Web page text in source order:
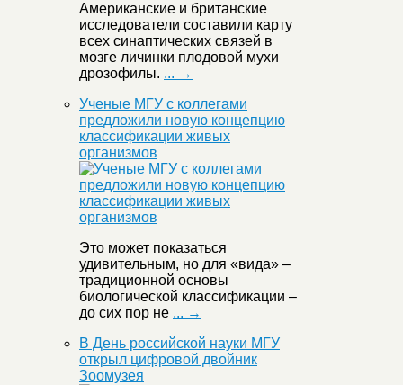
Американские и британские
исследователи составили карту
всех синаптических связей в
мозге личинки плодовой мухи
дрозофилы. ... →
Ученые МГУ с коллегами
предложили новую концепцию
классификации живых
организмов
Это может показаться
удивительным, но для «вида» –
традиционной основы
биологической классификации –
до сих пор не ... →
В День российской науки МГУ
открыл цифровой двойник
Зоомузея